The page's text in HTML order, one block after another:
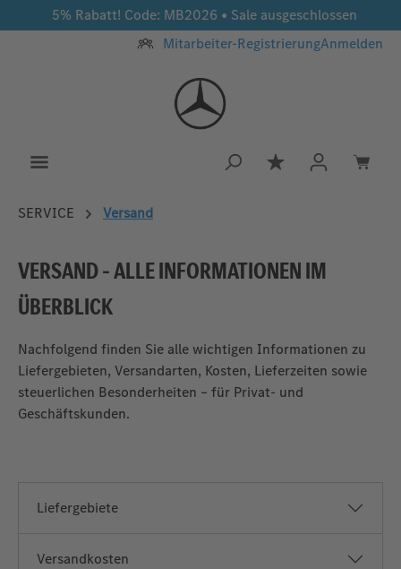
Zum Hauptinhalt springen
5% Rabatt! Code: MB2026 • Sale ausgeschlossen
Mitarbeiter-RegistrierungAnmelden
Du hast 0
SERVICE Versand
VERSAND – ALLE INFORMATIONEN IM
ÜBERBLICK
Nachfolgend finden Sie alle wichtigen Informationen zu
Liefergebieten, Versandarten, Kosten, Lieferzeiten sowie
steuerlichen Besonderheiten – für Privat‑ und
Geschäftskunden.
Liefergebiete
Versandkosten